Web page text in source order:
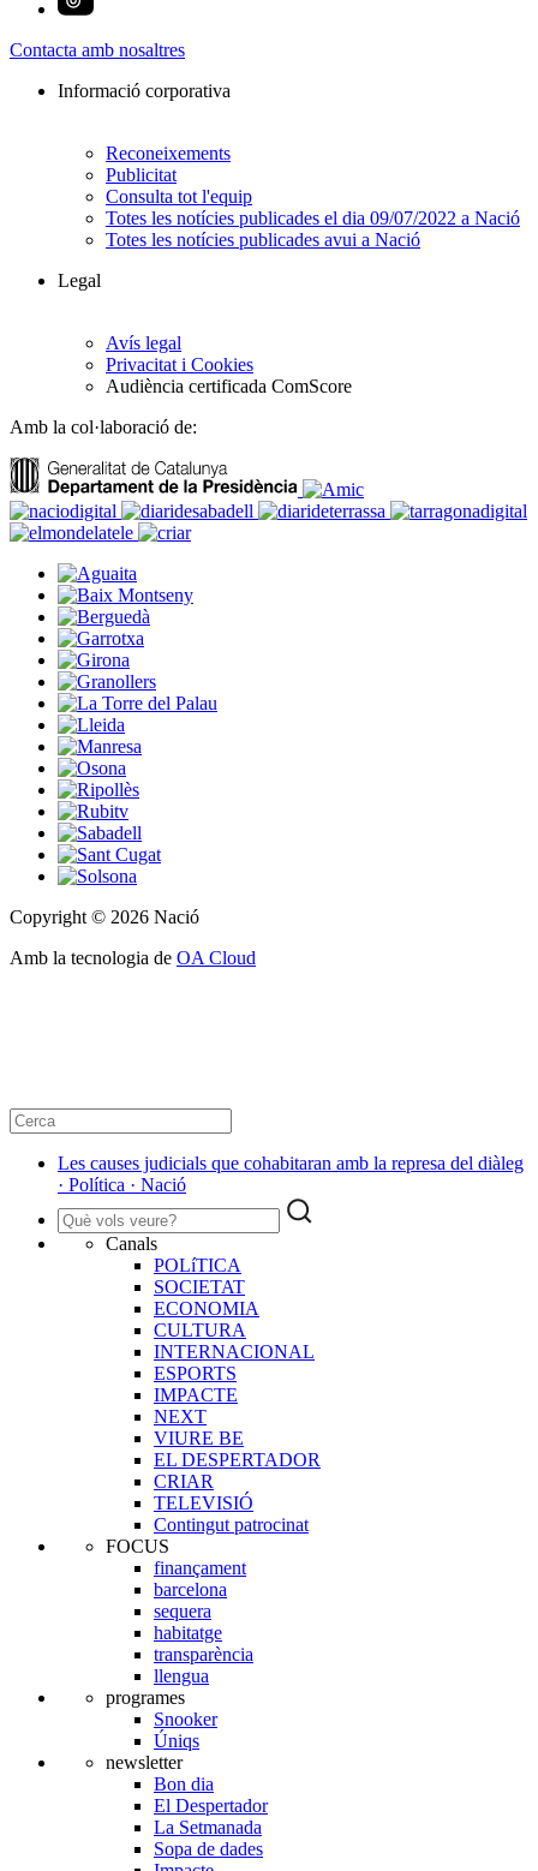
Contacta amb nosaltres
Informació corporativa
Reconeixements
Publicitat
Consulta tot l'equip
Totes les notícies publicades el dia 09/07/2022 a Nació
Totes les notícies publicades avui a Nació
Legal
Avís legal
Privacitat i Cookies
Audiència certificada ComScore
Amb la col·laboració de:
Copyright © 2026 Nació
Amb la tecnologia de OA Cloud
Les causes judicials que cohabitaran amb la represa del diàleg
· Política · Nació
Canals
POLíTICA
SOCIETAT
ECONOMIA
CULTURA
INTERNACIONAL
ESPORTS
IMPACTE
NEXT
VIURE BE
EL DESPERTADOR
CRIAR
TELEVISIÓ
Contingut patrocinat
FOCUS
finançament
barcelona
sequera
habitatge
transparència
llengua
programes
Snooker
Úniqs
newsletter
Bon dia
El Despertador
La Setmanada
Sopa de dades